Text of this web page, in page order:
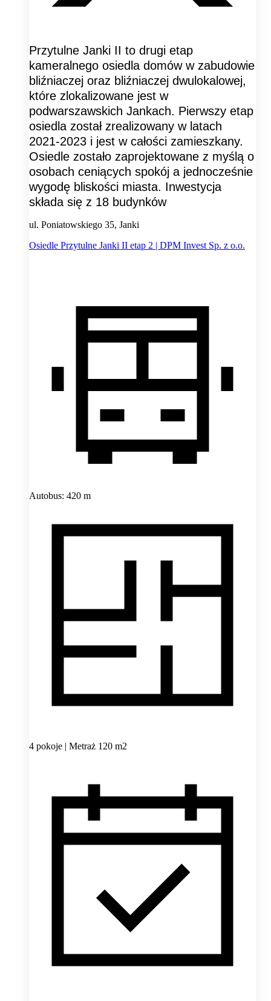
Przytulne Janki II to drugi etap
kameralnego osiedla domów w zabudowie
bliźniaczej oraz bliźniaczej dwulokalowej,
które zlokalizowane jest w
podwarszawskich Jankach. Pierwszy etap
osiedla został zrealizowany w latach
2021-2023 i jest w całości zamieszkany.
Osiedle zostało zaprojektowane z myślą o
osobach ceniących spokój a jednocześnie
wygodę bliskości miasta. Inwestycja
składa się z 18 budynków
ul. Poniatowskiego 35, Janki
Osiedle Przytulne Janki II etap 2 | DPM Invest Sp. z o.o.
Autobus: 420 m
4 pokoje | Metraż 120 m2